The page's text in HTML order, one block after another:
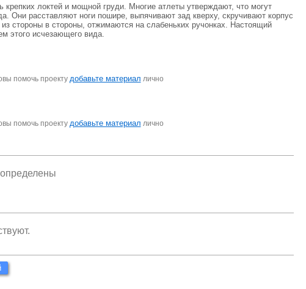
локтей и мощной груди. Многие атлеты утверждают, что могут
Они расставляют ноги пошире, выпячивают зад кверху, скручивают корпус
стороны в стороны, отжимаются на слабеньких ручонках. Настоящий
этого исчезающего вида.
помочь проекту добавьте материал лично
помочь проекту добавьте материал лично